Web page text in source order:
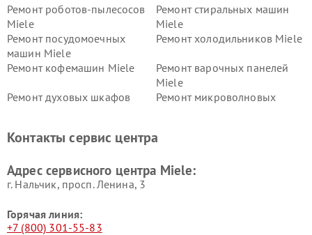
Ремонт роботов-пылесосов
Miele
Ремонт стиральных машин
Miele
Ремонт посудомоечных
машин Miele
Ремонт холодильников Miele
Ремонт кофемашин Miele
Ремонт варочных панелей
Miele
Ремонт духовых шкафов
Ремонт микроволновых
Miele
Miele
пылесосов Miele
Контакты сервис центра
Адрес сервисного центра Miele:
г. Нальчик, просп. Ленина, 3
Горячая линия:
+7 (800) 301-55-83